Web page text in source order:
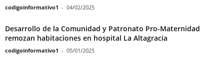
codigoinformativo1 - 04/02/2025
Desarrollo de la Comunidad y Patronato Pro-Maternidad
remozan habitaciones en hospital La Altagracia
codigoinformativo1 - 05/01/2025